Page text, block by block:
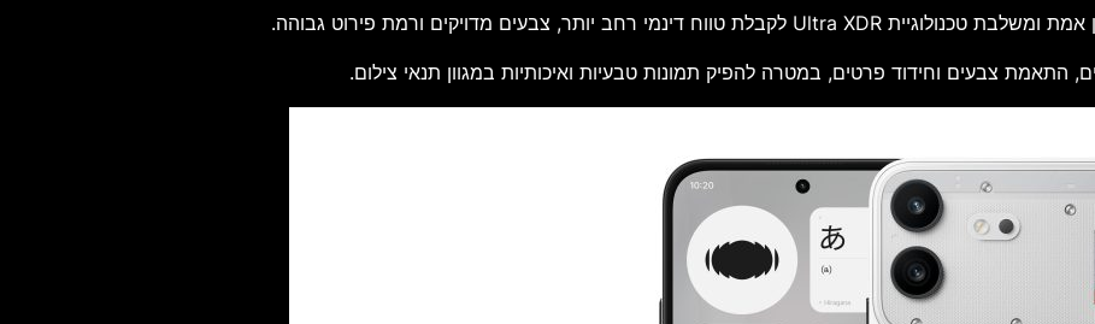
צבעים וחידוד פרטים, במטרה להפיק תמונות טבעיות ואיכותיות במגוון תנאי צילום.